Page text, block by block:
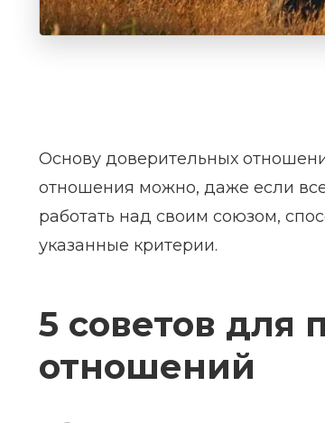
Основу доверительных
отношения можно, даже если
работать над своим союзом,
указанные критерии.
5 советов для
отношений